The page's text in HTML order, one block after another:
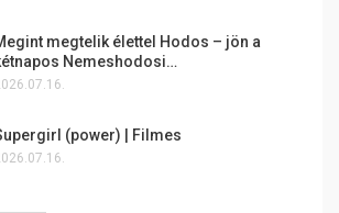
megtelik élettel Hodos – jön a
Nemeshodosi…
(power) | Filmes